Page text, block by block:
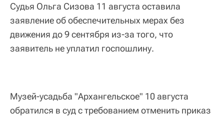
Судья Ольга Сизова 11 августа оставила
заявление об обеспечительных мерах без
движения до 9 сентября из-за того, что
заявитель не уплатил госпошлину.
Музей-усадьба "Архангельское" 10 августа
обратился в суд с требованием отменить приказ